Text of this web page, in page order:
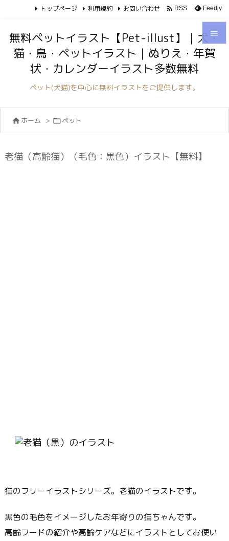



トップページ 利用規約 お問い合わせ  RSS Feedly
無料ペットイラスト【Pet-illust】｜犬・
猫・鳥・ペットイラスト｜ぬりえ・年賀
状・カレンダーイラスト多数無料
ペット(犬猫)を中心に無料イラストをご提供します。
 ホーム > ペット
老猫（高齢猫）（毛色：黒色）イラスト【無料】
猫のフリーイラストシリーズ。老猫のイラストです。
黒色の毛色をイメージしたお年寄りの猫ちゃんです。
高齢フードの紹介や高齢ケアなどにイラストとしてお使い